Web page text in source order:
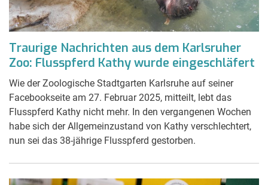
Traurige Nachrichten aus dem Karlsruher
Zoo: Flusspferd Kathy wurde eingeschläfert
Wie der Zoologische Stadtgarten Karlsruhe auf seiner
Facebookseite am 27. Februar 2025, mitteilt, lebt das
Flusspferd Kathy nicht mehr. In den vergangenen Wochen
habe sich der Allgemeinzustand von Kathy verschlechtert,
nun sei das 38-jährige Flusspferd gestorben.